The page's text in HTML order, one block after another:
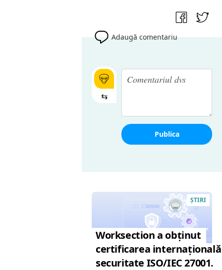
Adaugă comentariu
⇆
Publica
ŞTIRI
Worksection a obținut
certificarea
securitate ISO/IEC 27001.